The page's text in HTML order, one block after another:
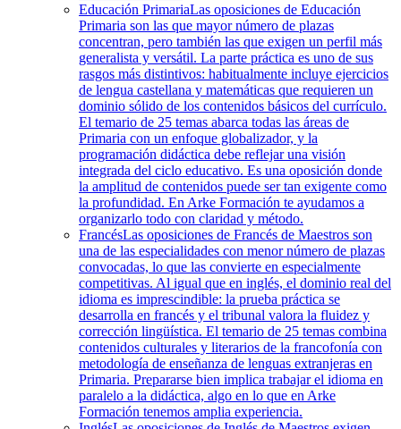
Educación PrimariaLas oposiciones de Educación
Primaria son las que mayor número de plazas
concentran, pero también las que exigen un perfil más
generalista y versátil. La parte práctica es uno de sus
rasgos más distintivos: habitualmente incluye ejercicios
de lengua castellana y matemáticas que requieren un
dominio sólido de los contenidos básicos del currículo.
El temario de 25 temas abarca todas las áreas de
Primaria con un enfoque globalizador, y la
programación didáctica debe reflejar una visión
integrada del ciclo educativo. Es una oposición donde
la amplitud de contenidos puede ser tan exigente como
la profundidad. En Arke Formación te ayudamos a
organizarlo todo con claridad y método.
FrancésLas oposiciones de Francés de Maestros son
una de las especialidades con menor número de plazas
convocadas, lo que las convierte en especialmente
competitivas. Al igual que en inglés, el dominio real del
idioma es imprescindible: la prueba práctica se
desarrolla en francés y el tribunal valora la fluidez y
corrección lingüística. El temario de 25 temas combina
contenidos culturales y literarios de la francofonía con
metodología de enseñanza de lenguas extranjeras en
Primaria. Prepararse bien implica trabajar el idioma en
paralelo a la didáctica, algo en lo que en Arke
Formación tenemos amplia experiencia.